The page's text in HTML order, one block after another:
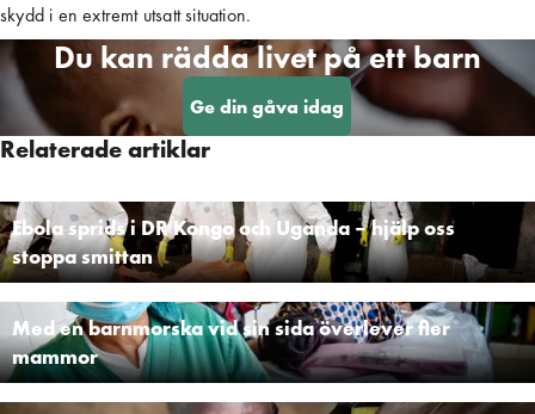
skydd i en extremt utsatt situation.
Du kan rädda livet på ett barn
Ge din gåva idag
Relaterade artiklar
Ebola sprids i DR Kongo och Uganda – hjälp oss
stoppa smittan
Med en barnmorska vid sin sida överlever fler
mammor